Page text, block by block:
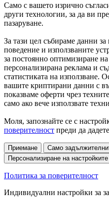
Само с вашето изрично
други технологии, за да ви
пазаруване.
За тази цел събираме данни
поведение и използваните
за постоянно оптимизиране
персонализирана реклама и
статистиката на използване.
вашите криптирани данни с
показваме оферти чрез
само ако вече използвате
Моля, запознайте се с
поверителност преди да
Приемане
Само
Персонализиране на настройките
Политика за поверителност
Индивидуални настройки за